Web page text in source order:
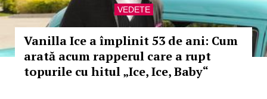
VEDETE
Vanilla Ice a împlinit 53 de ani: Cum
arată acum rapperul care a rupt
topurile cu hitul „Ice, Ice, Baby“